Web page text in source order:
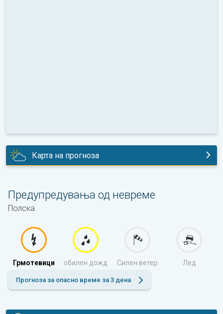
Карта на прогноза
Предупредувања од невреме
Полска
Грмотевици обилен дожд Силен ветер Лед
Прогноза за опасно време за 3 дена